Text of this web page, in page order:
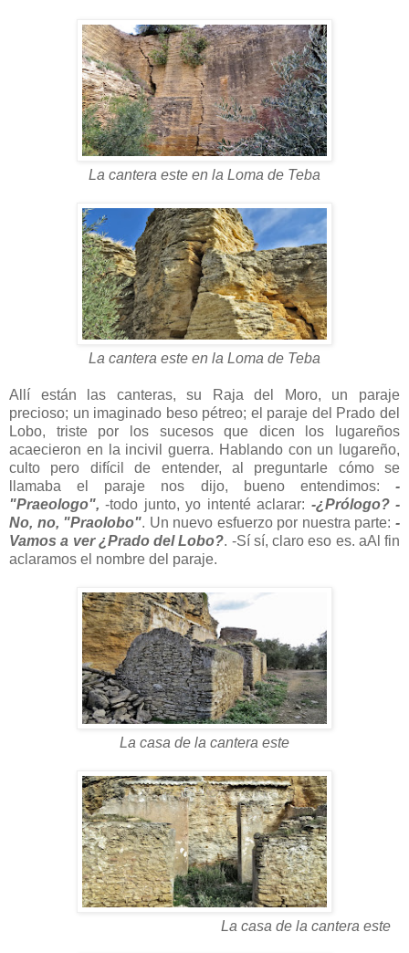
La cantera este en la Loma de Teba
La cantera este en la Loma de Teba
Allí están las canteras, su Raja del Moro, un paraje
precioso; un imaginado beso pétreo; el paraje del Prado del
Lobo, triste por los sucesos que dicen los lugareños
acaecieron en la incivil guerra. Hablando con un lugareño,
culto pero difícil de entender, al preguntarle cómo se
llamaba el paraje nos dijo, bueno entendimos: -
"Praeologo", -todo junto, yo intenté aclarar: -¿Prólogo? -
No, no, "Praolobo". Un nuevo esfuerzo por nuestra parte:-
Vamos a ver ¿Prado del Lobo?. -Sí sí, claro eso es. aAl fin
aclaramos el nombre del paraje.
La casa de la cantera este
La casa de la cantera este